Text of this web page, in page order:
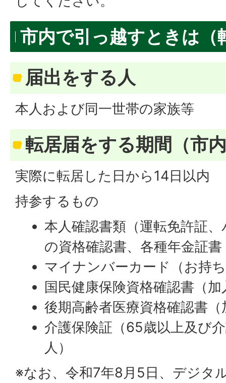
市内で引っ越すときは（
届出をする人
本人および同一世帯の家族等
転居届をする期間（市
実際に転居した日から14日以内
持参するもの
本人確認書類（運転免許証
の資格確認書、各種年金証書
マイナンバーカード（お持
国民健康保険資格確認書（
後期高齢者医療資格確認書
介護保険証（65歳以上及び
人）
※なお、令和7年8月5日、デジタ